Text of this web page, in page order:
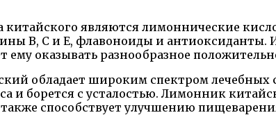
являются лимоннические
B, C и Е, флавоноиды и
оказывать разнообразное
обладает широким спектром
и борется с усталостью. Лимонник
способствует улучшению